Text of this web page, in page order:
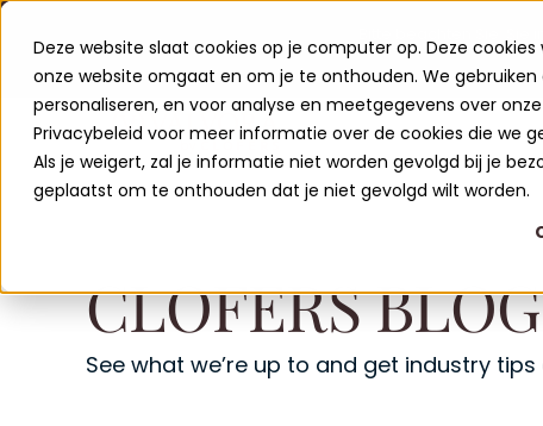
Deze website slaat cookies op je computer op. Deze
onze website omgaat en om je te onthouden. We
personaliseren, en voor analyse en meetgegevens over
Privacybeleid voor meer informatie over de cookies die we
Als je weigert, zal je informatie niet worden gevolgd bij je
geplaatst om te onthouden dat je niet gevolgd wilt worden.
Bitte beachten Sie:
Möchten Sie mehr über Clofers Holiday Parks erfahren?
CLOFERS BLOG
See what we’re up to and get industry